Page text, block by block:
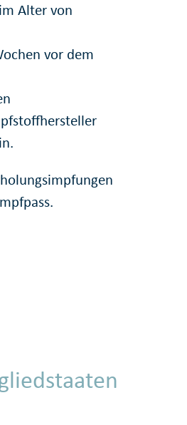
Alter von
vor dem